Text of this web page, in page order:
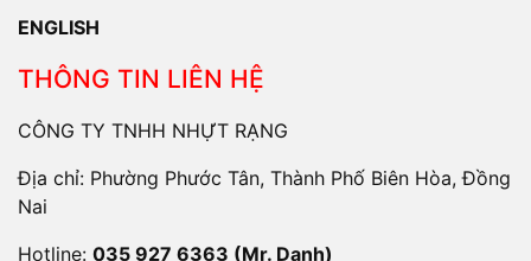
ENGLISH
THÔNG TIN LIÊN HỆ
CÔNG TY TNHH NHỰT RẠNG
Địa chỉ: Phường Phước Tân, Thành Phố Biên Hòa, Đồng
Nai
Hotline: 035 927 6363 (Mr. Danh)